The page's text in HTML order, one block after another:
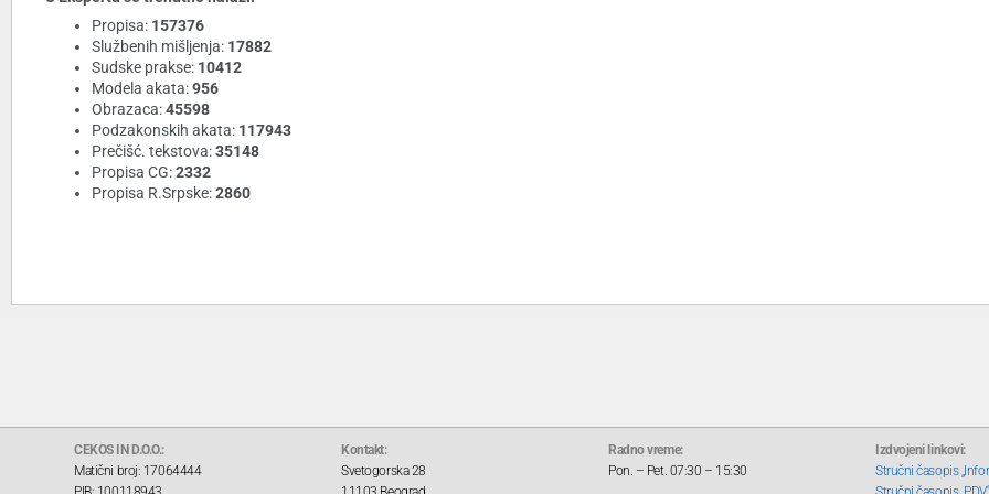
Propisa: 157376
Službenih mišljenja: 17882
Sudske prakse: 10412
Modela akata:956
Obrazaca:45598
Podzakonskih akata: 117943
Prečišć. tekstova:35148
Propisa CG:2332
Propisa R.Srpske:2860
CEKOS IN D.O.O.:
Matični broj: 17064444
Kontakt:
Svetogorska 28
Radno vreme:
Pon. – Pet. 07:30 – 15:30
Izdvojeni linkovi:
Stručni časopis